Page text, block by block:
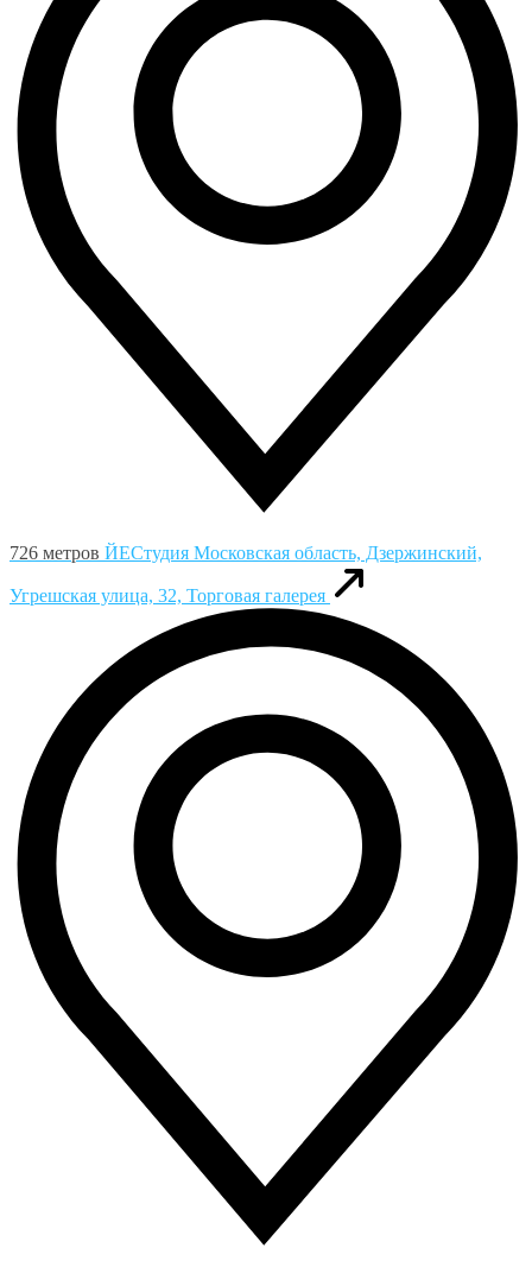
726 метров ЙЕСтудия Московская область, Дзержинский,
Угрешская улица, 32, Торговая галерея